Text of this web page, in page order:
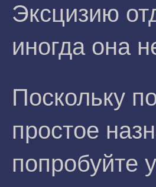
Эксцизию
иногда она
Поскольку
простое
попробуйте